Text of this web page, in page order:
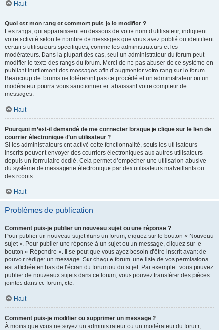
Haut
Quel est mon rang et comment puis-je le modifier ?
Les rangs, qui apparaissent en dessous de votre nom d’utilisateur, indiquent
votre activité selon le nombre de messages que vous avez publié ou identifient
certains utilisateurs spécifiques, comme les administrateurs et les
modérateurs. Dans la plupart des cas, seul un administrateur du forum peut
modifier le texte des rangs du forum. Merci de ne pas abuser de ce système en
publiant inutilement des messages afin d’augmenter votre rang sur le forum.
Beaucoup de forums ne toléreront pas ce procédé et un administrateur ou un
modérateur pourra vous sanctionner en abaissant votre compteur de
messages.
Haut
Pourquoi m’est-il demandé de me connecter lorsque je clique sur le lien de
courrier électronique d’un utilisateur ?
Si les administrateurs ont activé cette fonctionnalité, seuls les utilisateurs
inscrits peuvent envoyer des courriers électroniques aux autres utilisateurs
depuis un formulaire dédié. Cela permet d’empêcher une utilisation abusive
du système de messagerie électronique par des utilisateurs malveillants ou
des robots.
Haut
Problèmes de publication
Comment puis-je publier un nouveau sujet ou une réponse ?
Pour publier un nouveau sujet dans un forum, cliquez sur le bouton « Nouveau
sujet ». Pour publier une réponse à un sujet ou un message, cliquez sur le
bouton « Répondre ». Il se peut que vous ayez besoin d’être inscrit avant de
pouvoir rédiger un message. Sur chaque forum, une liste de vos permissions
est affichée en bas de l’écran du forum ou du sujet. Par exemple : vous pouvez
publier de nouveaux sujets dans ce forum, vous pouvez transférer des pièces
jointes dans ce forum, etc.
Haut
Comment puis-je modifier ou supprimer un message ?
À moins que vous ne soyez un administrateur ou un modérateur du forum,